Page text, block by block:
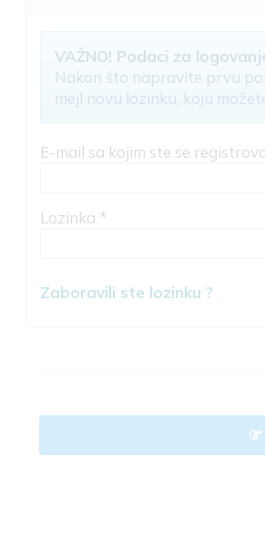
VAŽNO! Podaci za
Nakon što napravite prvu
mejl novu lozinku, koju
E-mail sa kojim ste se
Lozinka *
Zaboravili ste lozinku ?